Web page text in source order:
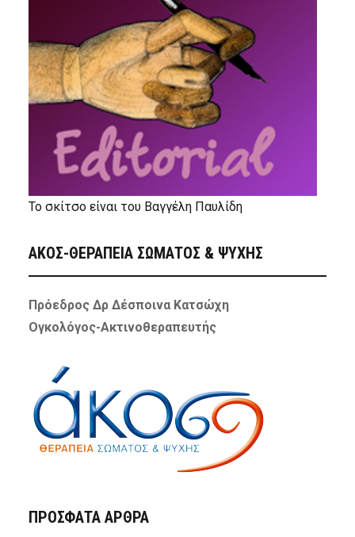
Το σκίτσο είναι του Βαγγέλη Παυλίδη
ΑΚΟΣ-ΘΕΡΑΠΕΙΑ ΣΩΜΑΤΟΣ & ΨΥΧΗΣ
Πρόεδρος Δρ Δέσποινα Κατσώχη
Ογκολόγος-Ακτινοθεραπευτής
ΠΡΌΣΦΑΤΑ ΆΡΘΡΑ